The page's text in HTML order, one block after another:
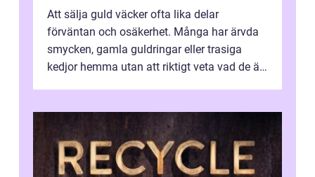
Att sälja guld väcker ofta lika delar
förväntan och osäkerhet. Många har ärvda
smycken, gamla guldringar eller trasiga
kedjor hemma utan att riktigt veta vad de är